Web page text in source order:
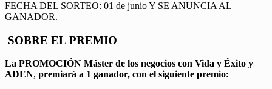
FECHA DEL SORTEO: 01 de junio Y SE ANUNCIA AL
GANADOR.
SOBRE EL PREMIO
La PROMOCIÓN Máster de los negocios con Vida y Éxito y
ADEN, premiará a 1 ganador, con el siguiente premio: